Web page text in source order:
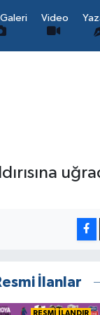
Video
İlanlar
RESMİ İLANDIR